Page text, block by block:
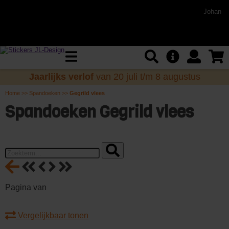
Johan
Jaarlijks verlof van 20 juli t/m 8 augustus
Home >> Spandoeken >> Gegrild vlees
Spandoeken Gegrild vlees
Pagina van
Vergelijkbaar tonen